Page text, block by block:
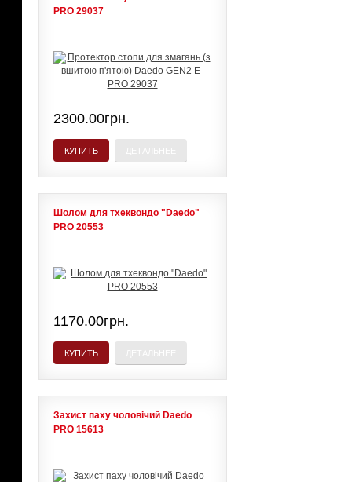
PRO 29037
2300.00грн.
КУПИТЬ
Шолом для тхеквондо "Daedo"
PRO 20553
1170.00грн.
КУПИТЬ
Захист паху чоловічий Daedo
PRO 15613